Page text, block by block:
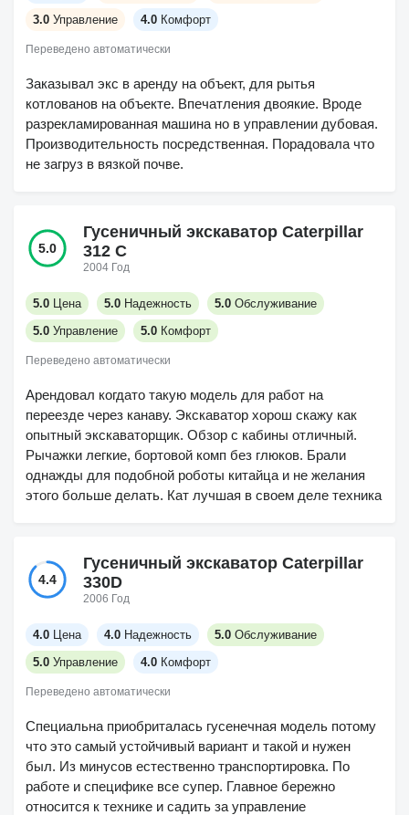
3.0 Управление 4.0 Комфорт
Переведено автоматически
Заказывал экс в аренду на объект, для рытья
котлованов на объекте. Впечатления двоякие. Вроде
разрекламированная машина но в управлении дубовая.
Производительность посредственная. Порадовала что
не загруз в вязкой почве.
5.0
Гусеничный экскаватор Caterpillar
312 С
2004 Год
5.0 Цена 5.0 Надежность 5.0 Обслуживание
5.0 Управление 5.0 Комфорт
Переведено автоматически
Арендовал когдато такую модель для работ на
переезде через канаву. Экскаватор хорош скажу как
опытный экскаваторщик. Обзор с кабины отличный.
Рычажки легкие, бортовой комп без глюков. Брали
однажды для подобной роботы китайца и не желания
этого больше делать. Кат лучшая в своем деле техника
4.4
Гусеничный экскаватор Caterpillar
330D
2006 Год
4.0 Цена 4.0 Надежность 5.0 Обслуживание
5.0 Управление 4.0 Комфорт
Переведено автоматически
Специальна приобриталась гусенечная модель потому
что это самый устойчивый вариант и такой и нужен
был. Из минусов естественно транспортировка. По
работе и специфике все супер. Главное бережно
относится к технике и садить за управление